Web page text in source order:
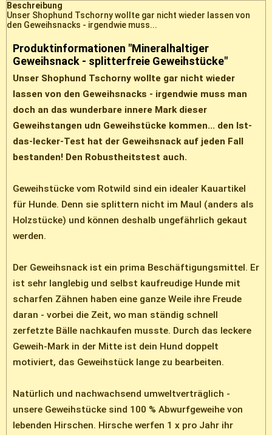
Beschreibung
Unser Shophund Tschorny wollte gar nicht wieder lassen von
den Geweihsnacks - irgendwie muss...
Produktinformationen "Mineralhaltiger
Geweihsnack - splitterfreie Geweihstücke"
Unser Shophund Tschorny wollte gar nicht wieder
lassen von den Geweihsnacks - irgendwie muss man
doch an das wunderbare innere Mark dieser
Geweihstangen udn Geweihstücke kommen... den Ist-
das-lecker-Test hat der Geweihsnack auf jeden Fall
bestanden! Den Robustheitstest auch.
Geweihstücke vom Rotwild sind ein idealer Kauartikel
für Hunde. Denn sie splittern nicht im Maul (anders als
Holzstücke) und können deshalb ungefährlich gekaut
werden.
Der Geweihsnack ist ein prima Beschäftigungsmittel. Er
ist sehr langlebig und selbst kaufreudige Hunde mit
scharfen Zähnen haben eine ganze Weile ihre Freude
daran - vorbei die Zeit, wo man ständig schnell
zerfetzte Bälle nachkaufen musste. Durch das leckere
Geweih-Mark in der Mitte ist dein Hund doppelt
motiviert, das Geweihstück lange zu bearbeiten.
Natürlich und nachwachsend umweltverträglich -
unsere Geweihstücke sind 100 % Abwurfgeweihe von
lebenden Hirschen. Hirsche werfen 1 x pro Jahr ihr